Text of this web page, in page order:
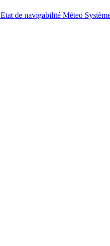
Etat de navigabilité Méteo